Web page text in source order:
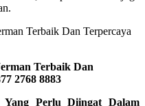
Terbaik Dan
2768 8883
Perlu Diingat Dalam